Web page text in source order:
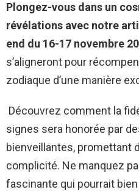
Plongez-vous dans un
révélations avec notre
end du 16-17 novembre
s’aligneront pour
zodiaque d’une manière
Découvrez comment la
signes sera honorée par
bienveillantes, promettant
complicité. Ne manquez
fascinante qui pourrait